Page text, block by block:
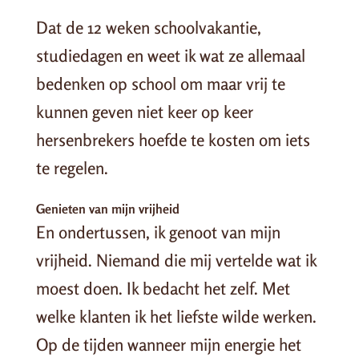
Dat de 12 weken schoolvakantie,
studiedagen en weet ik wat ze allemaal
bedenken op school om maar vrij te
kunnen geven niet keer op keer
hersenbrekers hoefde te kosten om iets
te regelen.
Genieten van mijn vrijheid
En ondertussen, ik genoot van mijn
vrijheid. Niemand die mij vertelde wat ik
moest doen. Ik bedacht het zelf. Met
welke klanten ik het liefste wilde werken.
Op de tijden wanneer mijn energie het